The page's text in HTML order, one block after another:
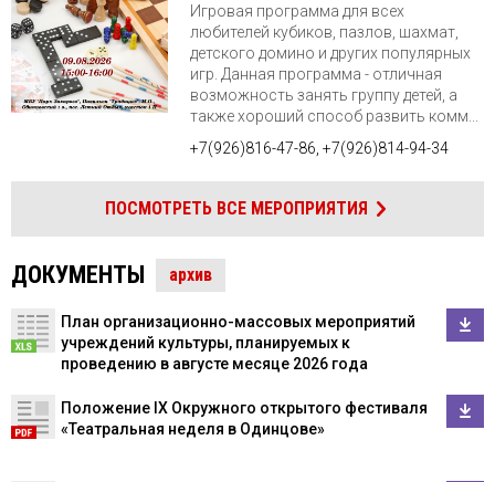
Игровая программа для всех
любителей кубиков, пазлов, шахмат,
детского домино и других популярных
игр. Данная программа - отличная
возможность занять группу детей, а
также хороший способ развить комм...
+7(926)816-47-86, +7(926)814-94-34
ПОСМОТРЕТЬ ВСЕ МЕРОПРИЯТИЯ
ДОКУМЕНТЫ архив
План организационно-массовых мероприятий
учреждений культуры, планируемых к
проведению в августе месяце 2026 года
Положение IX Окружного открытого фестиваля
«Театральная неделя в Одинцове»